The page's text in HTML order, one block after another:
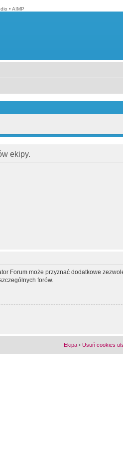
• AIMP
ekipy.
Forum może przyznać dodatkowe
forów.
Ekipa • Usuń cookies